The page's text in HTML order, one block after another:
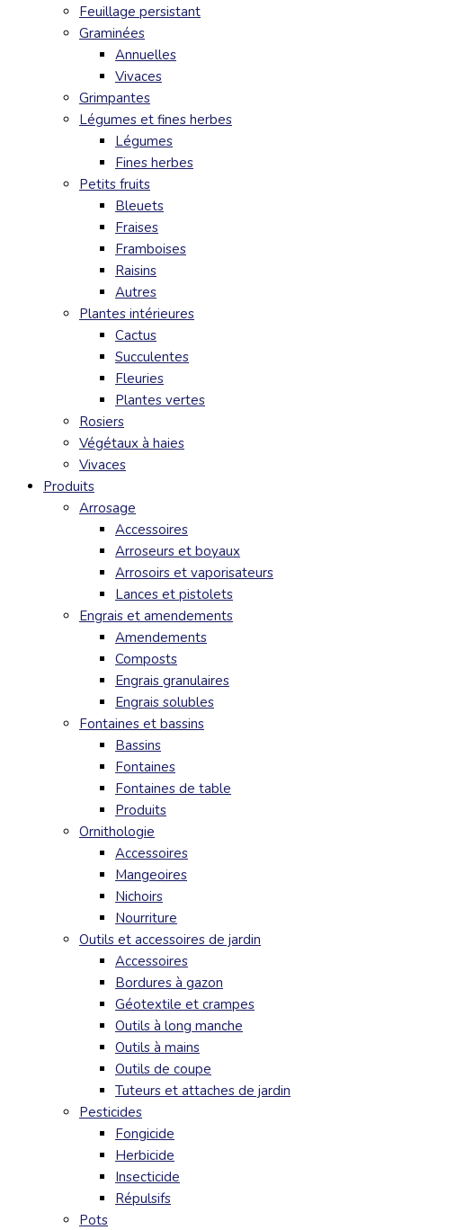
Feuillage persistant
Graminées
Annuelles
Vivaces
Grimpantes
Légumes et fines herbes
Légumes
Fines herbes
Petits fruits
Bleuets
Fraises
Framboises
Raisins
Autres
Plantes intérieures
Cactus
Succulentes
Fleuries
Plantes vertes
Rosiers
Végétaux à haies
Vivaces
Produits
Arrosage
Accessoires
Arroseurs et boyaux
Arrosoirs et vaporisateurs
Lances et pistolets
Engrais et amendements
Amendements
Composts
Engrais granulaires
Engrais solubles
Fontaines et bassins
Bassins
Fontaines
Fontaines de table
Produits
Ornithologie
Accessoires
Mangeoires
Nichoirs
Nourriture
Outils et accessoires de jardin
Accessoires
Bordures à gazon
Géotextile et crampes
Outils à long manche
Outils à mains
Outils de coupe
Tuteurs et attaches de jardin
Pesticides
Fongicide
Herbicide
Insecticide
Répulsifs
Pots